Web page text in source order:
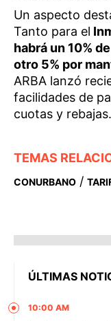
Un aspecto
Tanto para el
habrá un 10%
otro 5% por
ARBA lanzó
facilidades de
cuotas y rebajas.
TEMAS
CONURBANO /
ÚLTIMAS
10:00 AM